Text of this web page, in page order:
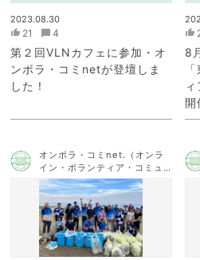
2023.08.30
21 4
第２回VLNカフェに参加・オ
ンボラ・コミnetが登壇しま
した！
8
開
オンボラ・コミnet.（オンラ
イン・ボランティア・コミュ
ニケーション・ネットワー
ク）